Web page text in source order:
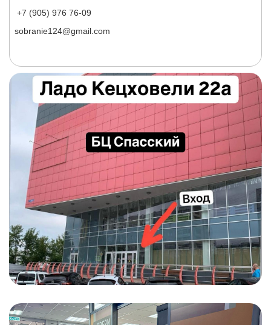
+7 (905) 976 76-09
sobranie124@gmail.com